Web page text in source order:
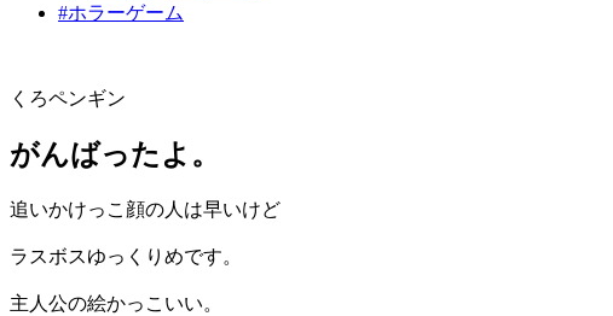
#ホラーゲーム
くろペンギン
がんばったよ。
追いかけっこ顔の人は早いけど
ラスボスゆっくりめです。
主人公の絵かっこいい。